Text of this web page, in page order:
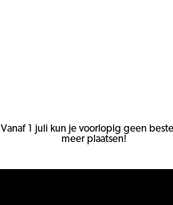
Vanaf 1 juli kun je voorlopig geen
meer plaatsen!